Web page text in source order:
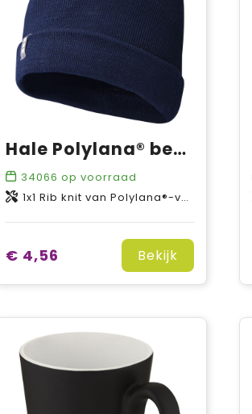
Hale Polylana® beanie
34066 op voorraad
1x1 Rib knit van Polylana®-vezel Acryl, 12 gauge
€ 4,56 Bekijk